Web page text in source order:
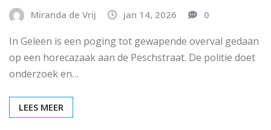
Miranda de Vrij jan 14, 2026 0
In Geleen is een poging tot gewapende overval gedaan
op een horecazaak aan de Peschstraat. De politie doet
onderzoek en…
LEES MEER